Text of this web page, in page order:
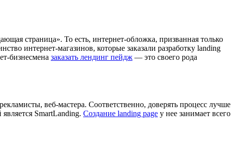
страница». То есть, интернет-обложка, призванная только
интернет-магазинов, которые заказали разработку landing
бизнесмена заказать лендинг пейдж — это своего рода
веб-мастера. Соответственно, доверять процесс лучше
SmartLanding. Создание landing page у нее занимает всего